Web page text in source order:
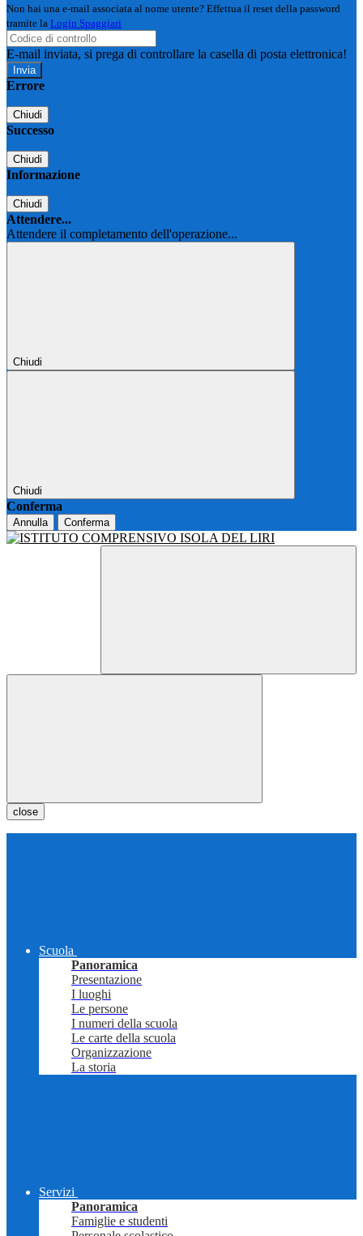
Non hai una e-mail associata al nome utente? Effettua il reset della password
tramite la Login Spaggiari
E-mail inviata, si prega di controllare la casella di posta elettronica!
Errore
Chiudi
Successo
Chiudi
Informazione
Chiudi
Attendere...
Attendere il completamento dell'operazione...
Chiudi
Chiudi
Conferma
Annulla Conferma
close
Scuola
Panoramica
Presentazione
I luoghi
Le persone
I numeri della scuola
Le carte della scuola
Organizzazione
La storia
Servizi
Panoramica
Famiglie e studenti